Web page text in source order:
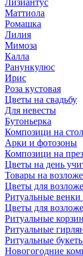
Лизиантус
Маттиола
Ромашка
Лилия
Мимоза
Калла
Ранункулюс
Ирис
Роза кустовая
Цветы на свадьбу
Для невесты
Бутоньерка
Композици на стол
Арки и фотозоны
Композици на
Цветы на день
Товары на
Цветы для
Ритуальные
Цветы для
Ритуальные
Ритуальные
Ритуальные
Новогогодние